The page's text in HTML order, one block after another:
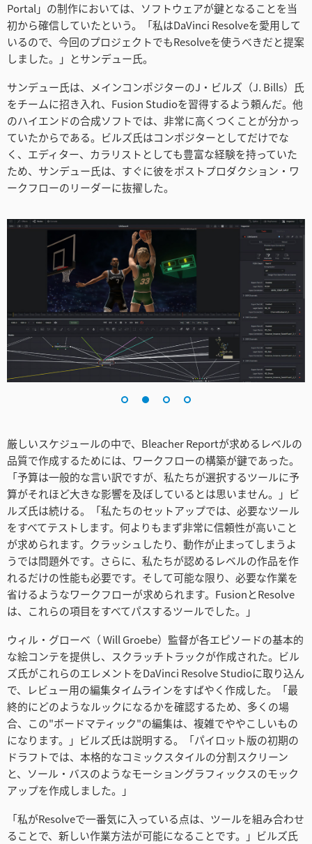
South Africa
Spain
Sweden
Chinese Taipei
Turkey
UAE
United Kingdom
United States
Portal」の制作においては、ソフトウェアが鍵となることを当
初から確信していたという。「私はDaVinci Resolveを愛用して
いるので、今回のプロジェクトでもResolveを使うべきだと提案
しました。」とサンデュー氏。
サンデュー氏は、メインコンポジターのJ・ビルズ（J. Bills）氏
をチームに招き入れ、Fusion Studioを習得するよう頼んだ。他
のハイエンドの合成ソフトでは、非常に高くつくことが分かっ
ていたからである。ビルズ氏はコンポジターとしてだけでな
く、エディター、カラリストとしても豊富な経験を持っていた
ため、サンデュー氏は、すぐに彼をポストプロダクション・ワ
ークフローのリーダーに抜擢した。
厳しいスケジュールの中で、Bleacher Reportが求めるレベルの
品質で作成するためには、ワークフローの構築が鍵であった。
「予算は一般的な言い訳ですが、私たちが選択するツールに予
算がそれほど大きな影響を及ぼしているとは思いません。」ビ
ルズ氏は続ける。「私たちのセットアップでは、必要なツール
をすべてテストします。何よりもまず非常に信頼性が高いこと
が求められます。クラッシュしたり、動作が止まってしまうよ
うでは問題外です。さらに、私たちが認めるレベルの作品を作
れるだけの性能も必要です。そして可能な限り、必要な作業を
省けるようなワークフローが求められます。FusionとResolve
は、これらの項目をすべてパスするツールでした。」
ウィル・グローベ（ Will Groebe）監督が各エピソードの基本的
な絵コンテを提供し、スクラッチトラックが作成された。ビル
ズ氏がこれらのエレメントをDaVinci Resolve Studioに取り込ん
で、レビュー用の編集タイムラインをすばやく作成した。「最
終的にどのようなルックになるかを確認するため、多くの場
合、この"ボードマティック"の編集は、複雑でややこしいもの
になります。」ビルズ氏は説明する。「パイロット版の初期の
ドラフトでは、本格的なコミックスタイルの分割スクリーン
と、ソール・バスのようなモーショングラフィックスのモック
アップを作成しました。」
「私がResolveで一番気に入っている点は、ツールを組み合わせ
ることで、新しい作業方法が可能になることです。」ビルズ氏